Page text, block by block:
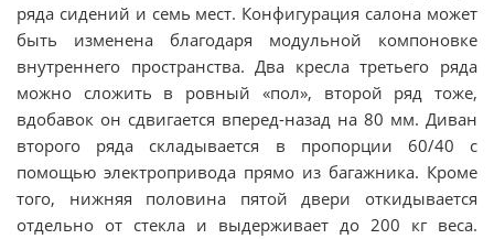
ряда сидений и семь мест. Конфигурация салона может
быть изменена благодаря модульной компоновке
внутреннего пространства. Два кресла третьего ряда
можно сложить в ровный «пол», второй ряд тоже,
вдобавок он сдвигается вперед-назад на 80 мм. Диван
второго ряда складывается в пропорции 60/40 с
помощью электропривода прямо из багажника. Кроме
того, нижняя половина пятой двери откидывается
отдельно от стекла и выдерживает до 200 кг веса.